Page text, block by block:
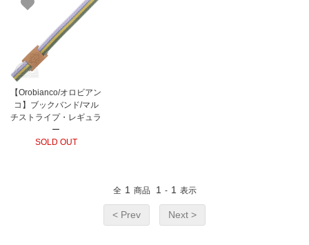
【Orobianco/オロビアン
コ】ブックバンド/マル
チストライプ・レギュラ
ー
SOLD OUT
全 1 商品 1 - 1 表示
< Prev Next >